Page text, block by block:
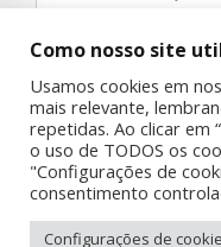
Copyright © 2019 UNIAD –
Quem Somos
Como nosso site
Usamos cookies em
mais relevante,
repetidas. Ao clicar em
o uso de TODOS os
"Configurações de
consentimento
Configurações de